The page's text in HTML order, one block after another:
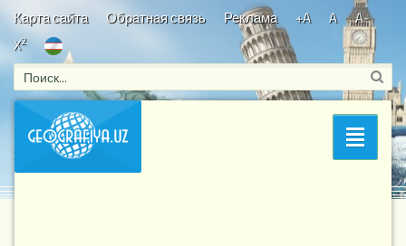
Карта сайта Обратная связь Реклама +A A
A-
X2
Bosh sahifa/Shifokorim tabiat
xususiyatlari